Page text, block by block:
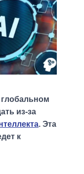
глобальном
из-за
. Эта
к